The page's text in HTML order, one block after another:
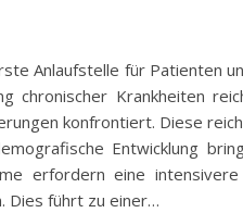
Anlaufstelle für Patienten
chronischer Krankheiten
konfrontiert. Diese
Entwicklung
erfordern eine intensivere
Dies führt zu einer…